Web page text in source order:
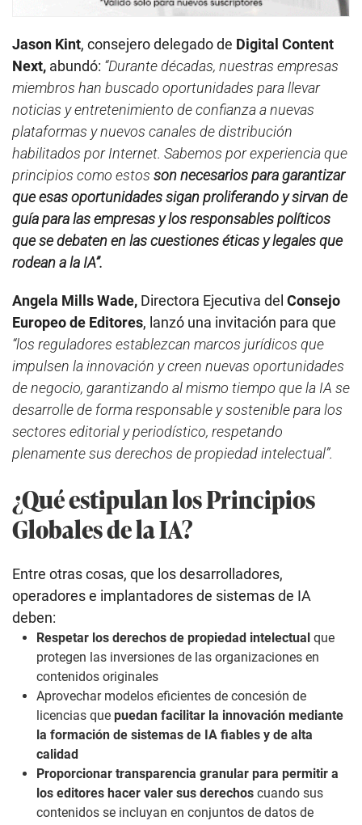
Jason Kint, consejero delegado de Digital Content
Next, abundó: “Durante décadas, nuestras empresas
miembros han buscado oportunidades para llevar
noticias y entretenimiento de confianza a nuevas
plataformas y nuevos canales de distribución
habilitados por Internet. Sabemos por experiencia que
principios como estos son necesarios para garantizar
que esas oportunidades sigan proliferando y sirvan de
guía para las empresas y los responsables políticos
que se debaten en las cuestiones éticas y legales que
rodean a la IA”.
Angela Mills Wade, Directora Ejecutiva del Consejo
Europeo de Editores, lanzó una invitación para que
“los reguladores establezcan marcos jurídicos que
impulsen la innovación y creen nuevas oportunidades
de negocio, garantizando al mismo tiempo que la IA se
desarrolle de forma responsable y sostenible para los
sectores editorial y periodístico, respetando
plenamente sus derechos de propiedad intelectual”.
¿Qué estipulan los Principios
Globales de la IA?
Entre otras cosas, que los desarrolladores,
operadores e implantadores de sistemas de IA
deben:
Respetar los derechos de propiedad intelectual que
protegen las inversiones de las organizaciones en
contenidos originales
Aprovechar modelos eficientes de concesión de
licencias que puedan facilitar la innovación mediante
la formación de sistemas de IA fiables y de alta
calidad
Proporcionar transparencia granular para permitir a
los editores hacer valer sus derechos cuando sus
contenidos se incluyan en conjuntos de datos de